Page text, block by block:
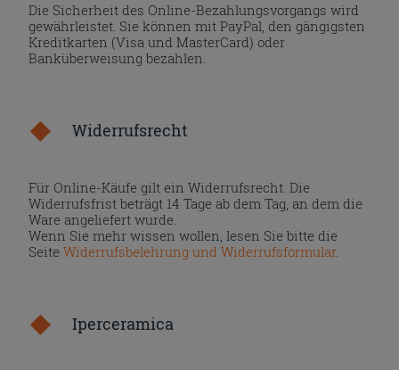
Die Sicherheit des Online-Bezahlungsvorgangs wird
gewährleistet. Sie können mit PayPal, den gängigsten
Kreditkarten (Visa und MasterCard) oder
Banküberweisung bezahlen.
Widerrufsrecht
Für Online-Käufe gilt ein Widerrufsrecht. Die
Widerrufsfrist beträgt 14 Tage ab dem Tag, an dem die
Ware angeliefert wurde.
Wenn Sie mehr wissen wollen, lesen Sie bitte die
SeiteWiderrufsbelehrung und Widerrufsformular.
Iperceramica